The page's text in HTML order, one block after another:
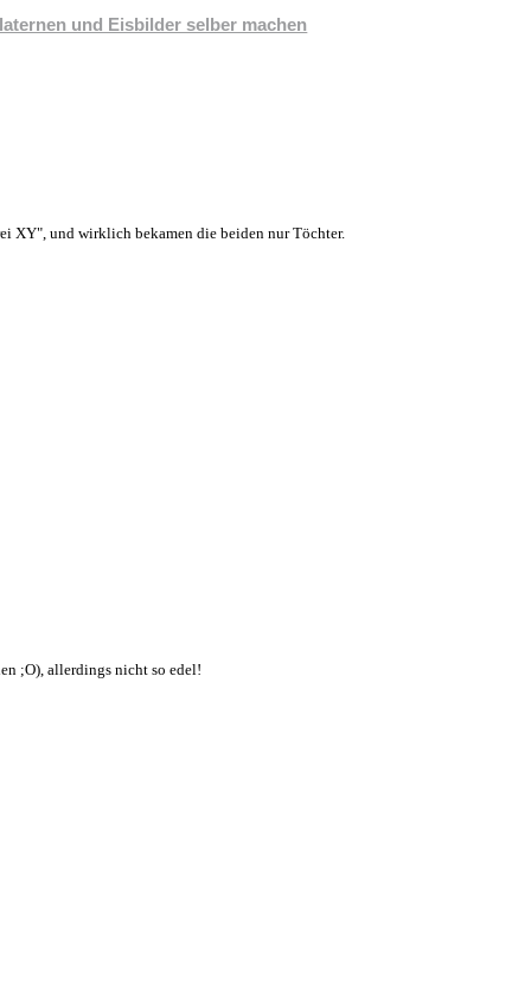
und Eisbilder selber machen
XY", und wirklich bekamen die beiden nur Töchter.
;O), allerdings nicht so edel!